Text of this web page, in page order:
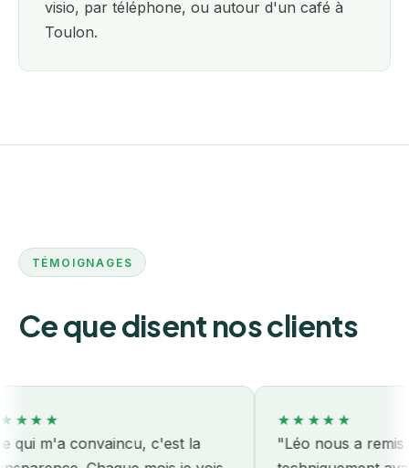
visio, par téléphone, ou autour d'un café à
Toulon.
TÉMOIGNAGES
Ce que disent nos clients
convaincu, c'est la
★★★★★
"Léo nous a remis le